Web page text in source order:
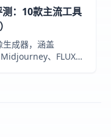
：10款主流工具
成器，涵盖
、FLUX